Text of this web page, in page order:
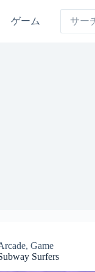
ゲーム
, Game
Surfers